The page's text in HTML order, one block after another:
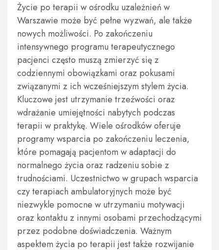
Życie po terapii w ośrodku uzależnień w
Warszawie może być pełne wyzwań, ale także
nowych możliwości. Po zakończeniu
intensywnego programu terapeutycznego
pacjenci często muszą zmierzyć się z
codziennymi obowiązkami oraz pokusami
związanymi z ich wcześniejszym stylem życia.
Kluczowe jest utrzymanie trzeźwości oraz
wdrażanie umiejętności nabytych podczas
terapii w praktykę. Wiele ośrodków oferuje
programy wsparcia po zakończeniu leczenia,
które pomagają pacjentom w adaptacji do
normalnego życia oraz radzeniu sobie z
trudnościami. Uczestnictwo w grupach wsparcia
czy terapiach ambulatoryjnych może być
niezwykle pomocne w utrzymaniu motywacji
oraz kontaktu z innymi osobami przechodzącymi
przez podobne doświadczenia. Ważnym
aspektem życia po terapii jest także rozwijanie